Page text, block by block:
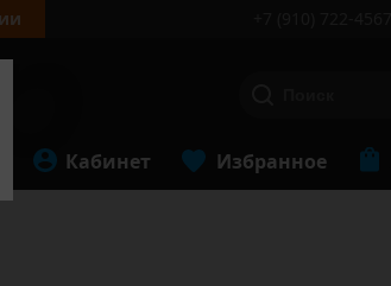
Кабинет Избранное